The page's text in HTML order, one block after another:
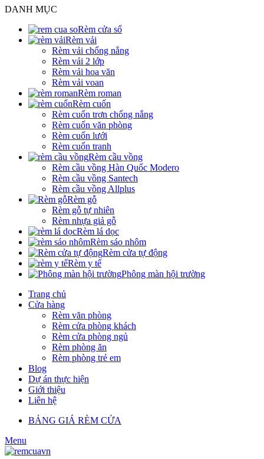
DANH MỤC
Rèm cửa sổ
Rèm vải
Rèm vải chống nắng
Rèm vải 2 lớp
Rèm vải hoa văn
Rèm vải voan
Rèm roman
Rèm cuốn
Rèm cuốn trơn chống nắng
Rèm cuốn văn phòng
Rèm cuốn lưới
Rèm cuốn tranh
Rèm cầu vồng
Rèm cầu vồng Hàn Quốc Modero
Rèm cầu vồng Santech
Rèm cầu vồng Allplus
Rèm gỗ
Rèm gỗ tự nhiên
Rèm nhựa giả gỗ
Rèm lá dọc
Rèm sáo nhôm
Rèm cửa tự động
Rèm y tế
Phông màn hội trường
Trang chủ
Cửa hàng
Rèm văn phòng
Rèm cửa phòng khách
Rèm cửa phòng ngủ
Rèm phòng ăn
Rèm phòng trẻ em
Blog
Dự án thực hiện
Giới thiệu
Liên hệ
BẢNG GIÁ RÈM CỬA
Menu